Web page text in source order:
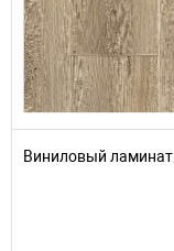
Виниловый ламинат